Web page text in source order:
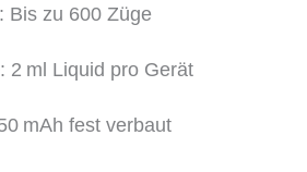
: Bis zu 600 Züge
: 2 ml Liquid pro Gerät
mAh fest verbaut